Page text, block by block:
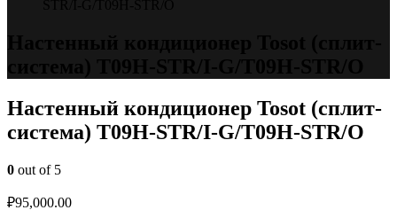
Настенный кондиционер Tosot (сплит-
система) T09H-STR/I-G/T09H-STR/O
0 out of 5
₽95,000.00